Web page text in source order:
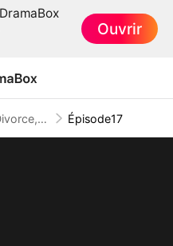
Ouvrir
Le Divorce, Mon Meilleur Choix Épisode17